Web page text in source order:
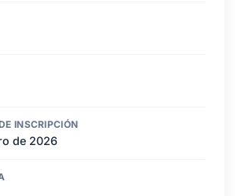
INSCRIPCIÓN
de 2026